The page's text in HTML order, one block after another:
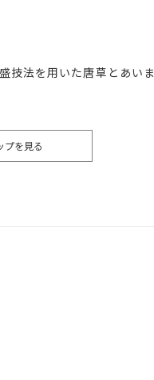
法を用いた唐草とあい
プを見る